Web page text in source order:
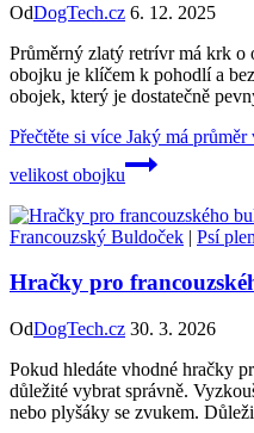
OdDogTech.cz 6. 12. 2025
Průměrný zlatý retrívr má krk o
obojku je klíčem k pohodlí a
obojek, který je dostatečně
Přečtěte si více Jaký má
velikost obojku
Francouzský Buldoček | Psí
Hračky pro
OdDogTech.cz 30. 3. 2026
Pokud hledáte vhodné hračky
důležité vybrat správně.
nebo plyšáky se zvukem.